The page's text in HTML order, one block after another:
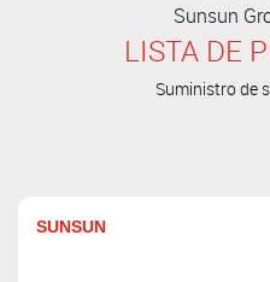
Sunsun
LISTA DE
Suministro de
SUNSUN